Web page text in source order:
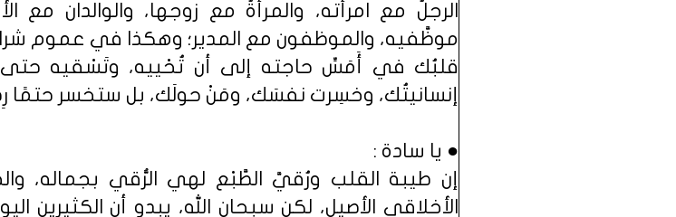
الرجلُ مع امرأته، والمرأةُ مع زوجها، والوالدان مع
موظَّفيه، والموظفون مع المدير؛ وهكذا في عموم
قلبُك في أَمَسِّ حاجته إلى أن تُحْييه، وتَسْقيه
إنسانيتُك، وخسِرت نفسَك، ومَنْ حولَك، بل ستخسر حتمًا
● يا سادة :
إن طيبة القلب ورُقيَّ الطَّبْع لهي الرُّقي بجماله،
الأخلاقي الأصيل، لكن سبحان الله، يبدو أن الكثيرين